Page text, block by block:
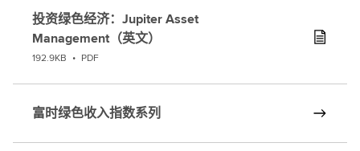
投资绿色经济：Jupiter Asset
Management（英文）
192.9KB • PDF
富时绿色收入指数系列